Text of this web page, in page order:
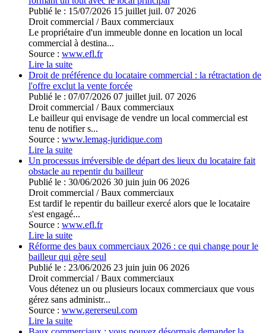
Publié le : 15/07/2026 15 juillet juil. 07 2026
Droit commercial /Baux commerciaux
Le propriétaire d'un immeuble donne en location un local
commercial à destina...
Source : www.efl.fr
Lire la suite
Droit de préférence du locataire commercial : la rétractation de
l'offre exclut la vente forcée
Publié le : 07/07/2026 07 juillet juil. 07 2026
Droit commercial /Baux commerciaux
Le bailleur qui envisage de vendre un local commercial est
tenu de notifier s...
Source : www.lemag-juridique.com
Lire la suite
Un processus irréversible de départ des lieux du locataire fait
obstacle au repentir du bailleur
Publié le : 30/06/2026 30 juin juin 06 2026
Droit commercial /Baux commerciaux
Est tardif le repentir du bailleur exercé alors que le locataire
s'est engagé...
Source : www.efl.fr
Lire la suite
Réforme des baux commerciaux 2026 : ce qui change pour le
bailleur qui gère seul
Publié le : 23/06/2026 23 juin juin 06 2026
Droit commercial /Baux commerciaux
Vous détenez un ou plusieurs locaux commerciaux que vous
gérez sans administr...
Source : www.gererseul.com
Lire la suite